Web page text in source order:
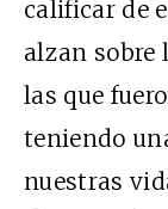
calificar de
alzan sobre
las que
teniendo
nuestras